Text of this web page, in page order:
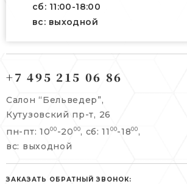
сб: 11:00-18:00
вс: выходной
info@belveder-e.ru
пн-пт: 10:00-20:00
сб, вс: выходной
Берсеневский переулок, 3/10с7
+7 495 477 45 43
info@belveder-e.ru
пн-пт: 10:00-19:00
сб: выходной
+7 495 215 06 86
Салон “Бельведер”,
Кутузовский пр-т, 26
пн-пт: 1000 -20 00, сб: 11 00-1800 ,
вс: выходной
ЗАКАЗАТЬ ОБРАТНЫЙ ЗВОНОК: